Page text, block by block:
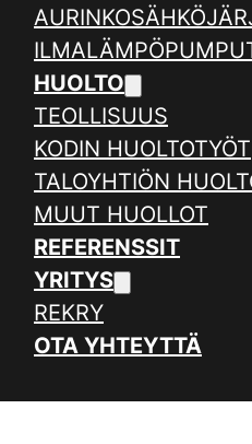
HUOLTO
TEOLLISUUS
KODIN HUOLTOTYÖT
TALOYHTIÖN
MUUT HUOLLOT
REFERENSSIT
YRITYS
REKRY
OTA YHTEYTTÄ